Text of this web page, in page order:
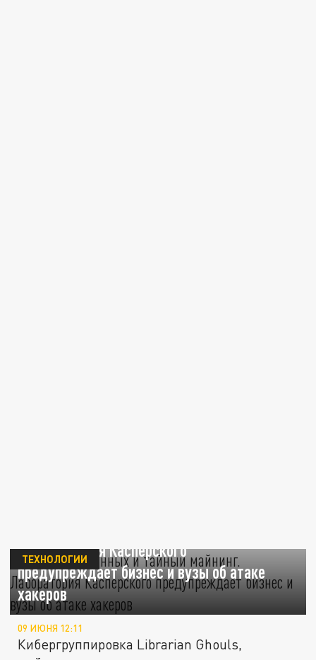
"Лаборатория Касперского"
предупреждает бизнес и вузы об атаке
хакеров
ТЕХНОЛОГИИ
09 ИЮНЯ 12:11
Кибергруппировка Librarian Ghouls,